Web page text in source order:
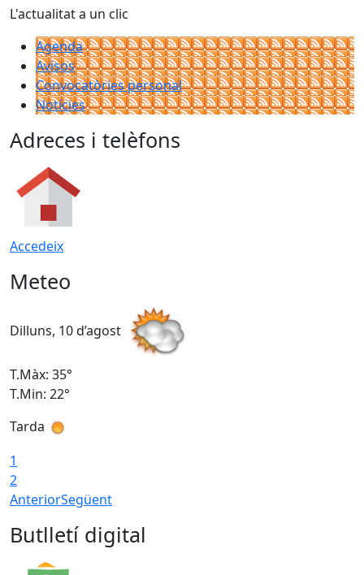
L'actualitat a un clic
Agenda
Avisos
Convocatòries personal
Notícies
Adreces i telèfons
Accedeix
Meteo
Dilluns, 10 d’agost
T.Màx: 35°
T.Min: 22°
Tarda
1
2
AnteriorSegüent
Butlletí digital